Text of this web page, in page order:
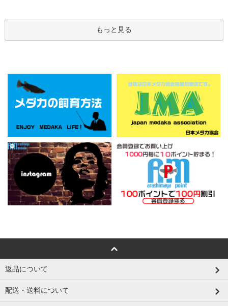
もっと見る
返品について
配送・送料について